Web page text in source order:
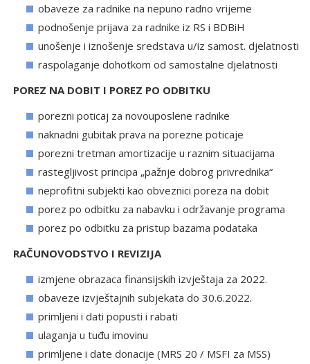
obaveze za radnike na nepuno radno vrijeme
podnošenje prijava za radnike iz RS i BDBiH
unošenje i iznošenje sredstava u/iz samost. djelatnosti
raspolaganje dohotkom od samostalne djelatnosti
POREZ NA DOBIT I POREZ PO ODBITKU
porezni poticaj za novouposlene radnike
naknadni gubitak prava na porezne poticaje
porezni tretman amortizacije u raznim situacijama
rastegljivost principa „pažnje dobrog privrednika“
neprofitni subjekti kao obveznici poreza na dobit
porez po odbitku za nabavku i održavanje programa
porez po odbitku za pristup bazama podataka
RAČUNOVODSTVO I REVIZIJA
izmjene obrazaca finansijskih izvještaja za 2022.
obaveze izvještajnih subjekata do 30.6.2022.
primljeni i dati popusti i rabati
ulaganja u tuđu imovinu
primljene i date donacije (MRS 20 / MSFI za MSS)